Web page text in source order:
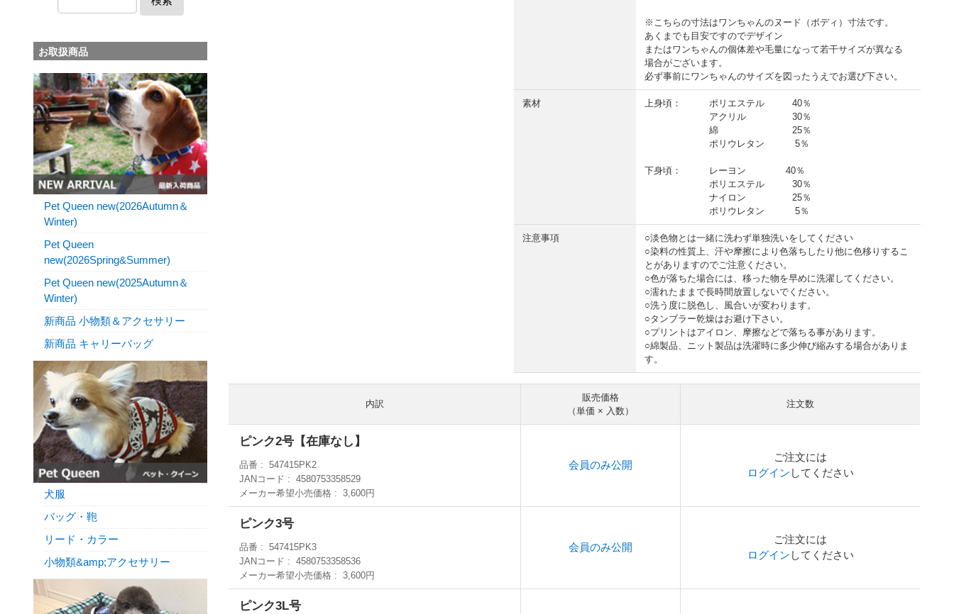
※こちらの寸法はワンちゃんのヌード（ボディ）寸法です。
あくまでも目安ですのでデザイン
またはワンちゃんの個体差や毛量になって若干サイズが異なる
場合がございます。
必ず事前にワンちゃんのサイズを図ったうえでお選び下さい。
素材
上身頃： ポリエステル 40％
アクリル 30％
綿 25％
ポリウレタン 5％
下身頃： レーヨン 40％
ポリエステル 30％
ナイロン 25％
ポリウレタン 5％
注意事項
○淡色物とは一緒に洗わず単独洗いをしてください
○染料の性質上、汗や摩擦により色落ちしたり他に色移りするこ
とがありますのでご注意ください。
○色が落ちた場合には、移った物を早めに洗濯してください。
○濡れたままで長時間放置しないでください。
○洗う度に脱色し、風合いが変わります。
○タンブラー乾燥はお避け下さい。
○プリントはアイロン、摩擦などで落ちる事があります。
○綿製品、ニット製品は洗濯時に多少伸び縮みする場合がありま
す。
内訳
販売価格
（単価 × 入数）
注文数
ピンク2号【在庫なし】
品番
547415PK2
JANコード
4580753358529
メーカー希望小売価格
3,600円
会員のみ公開
ご注文には
ログイン してください
ピンク3号
品番
547415PK3
JANコード
4580753358536
メーカー希望小売価格
3,600円
会員のみ公開
ご注文には
ログイン してください
ピンク3L号
お取扱商品
Pet Queen new(2026Autumn＆
Winter)
Pet Queen
new(2026Spring&Summer)
Pet Queen new(2025Autumn＆
Winter)
新商品 小物類＆アクセサリー
新商品 キャリーバッグ
犬服
バッグ・鞄
リード・カラー
小物類&amp;アクセサリー